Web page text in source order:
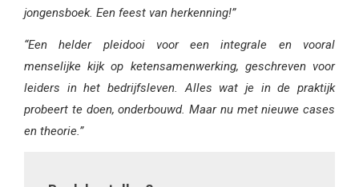
jongensboek. Een feest van herkenning!”
“Een helder pleidooi voor een integrale en vooral
menselijke kijk op ketensamenwerking, geschreven voor
leiders in het bedrijfsleven. Alles wat je in de praktijk
probeert te doen, onderbouwd. Maar nu met nieuwe cases
en theorie.”